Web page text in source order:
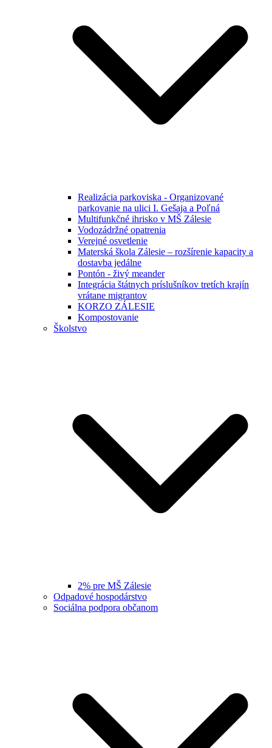
Realizácia parkoviska - Organizované
parkovanie na ulici I. Gešaja a Poľná
Multifunkčné ihrisko v MŠ Zálesie
Vodozádržné opatrenia
Verejné osvetlenie
Materská škola Zálesie – rozšírenie kapacity a
dostavba jedálne
Pontón - živý meander
Integrácia štátnych príslušníkov tretích krajín
vrátane migrantov
KORZO ZÁLESIE
Kompostovanie
Školstvo
2% pre MŠ Zálesie
Odpadové hospodárstvo
Sociálna podpora občanom